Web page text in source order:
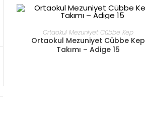
DEVAMINI OKU
Ortaokul Mezuniyet Cübbe Kep
Ortaokul Mezuniyet Cübbe Kep
Takımı – Adige 15